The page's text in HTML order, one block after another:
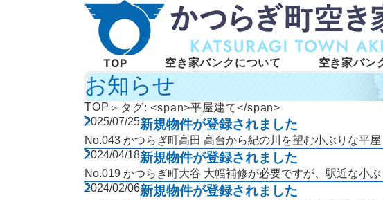
TOP 空き家バンクについて 空き家バン
お知らせ
TOP
タグ: <span>平屋建て</span>
2025/07/25新規物件が登録されました
No.043 かつらぎ町高田 高台から紀の川を望む小ぶりな平屋
2024/04/18新規物件が登録されました
No.019 かつらぎ町大谷 大幅補修が必要ですが、駅近な小
2024/02/06新規物件が登録されました